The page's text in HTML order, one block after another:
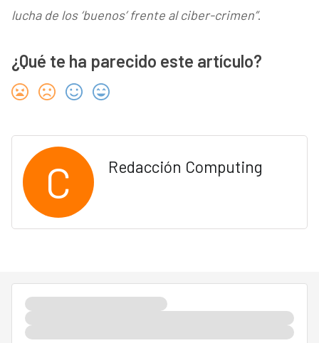
lucha de los ‘buenos’ frente al ciber-crimen”.
¿Qué te ha parecido este artículo?
C Redacción Computing